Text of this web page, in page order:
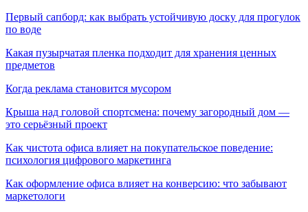
Первый сапборд: как выбрать устойчивую доску для прогулок
по воде
Какая пузырчатая пленка подходит для хранения ценных
предметов
Когда реклама становится мусором
Крыша над головой спортсмена: почему загородный дом —
это серьёзный проект
Как чистота офиса влияет на покупательское поведение:
психология цифрового маркетинга
Как оформление офиса влияет на конверсию: что забывают
маркетологи